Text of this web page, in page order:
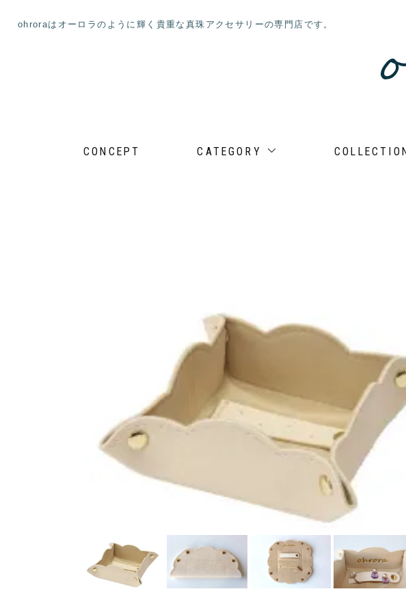
ohroraはオーロラのように輝く貴重な真珠アクセサリーの専門店です。
CONCEPT CATEGORY